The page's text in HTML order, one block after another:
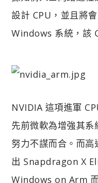
設計 CPU，並且將
Windows 系統，該
NVIDIA 這項進軍
先前微軟為增強其
努力不謀而合。而
出 Snapdragon X
Windows on Arm